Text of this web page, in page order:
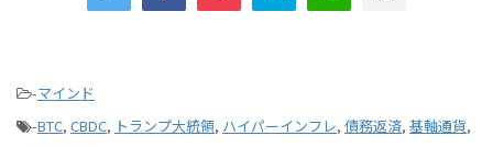
-マインド
-BTC, CBDC, トランプ大統領, ハイパーインフレ, 債務返済, 基軸通貨,